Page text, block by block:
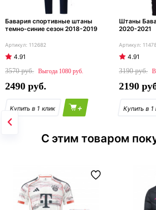
Бавария спортивные штаны
темно-синие сезон 2018-2019
112682
4.91
3570
1080
2490
+
Штаны
2020-2021
4.91
3190
2190
С этим товаром